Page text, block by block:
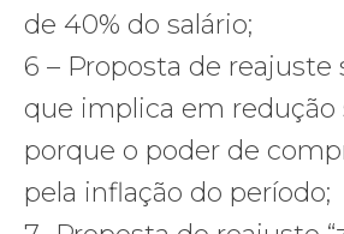
de 40% do salário;
6 – Proposta de reajuste
que implica em redução
porque o poder de
pela inflação do período;